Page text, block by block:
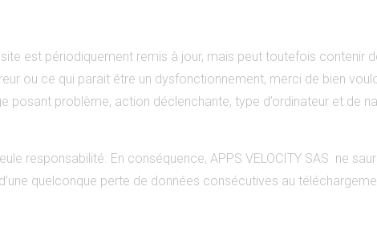
est périodiquement remis à jour, mais peut toutefois contenir
ou ce qui parait être un dysfonctionnement, merci de bien
problème, action déclenchante, type d’ordinateur et de
responsabilité. En conséquence, APPS VELOCITY SAS ne
quelconque perte de données consécutives au